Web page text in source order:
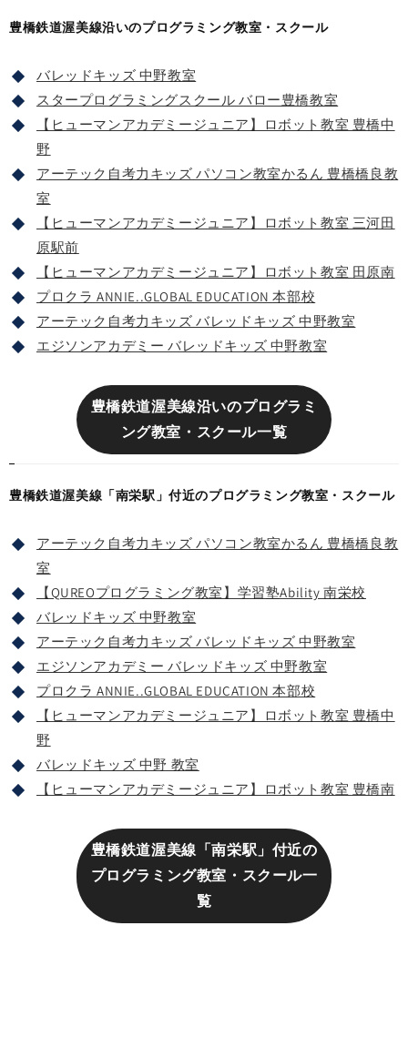
豊橋鉄道渥美線沿いのプログラミング教室・スクール
バレッドキッズ 中野教室
スタープログラミングスクール バロー豊橋教室
【ヒューマンアカデミージュニア】ロボット教室 豊橋中
野
アーテック自考力キッズ パソコン教室かるん 豊橋橋良教
室
【ヒューマンアカデミージュニア】ロボット教室 三河田
原駅前
【ヒューマンアカデミージュニア】ロボット教室 田原南
プロクラ ANNIE..GLOBAL EDUCATION 本部校
アーテック自考力キッズ バレッドキッズ 中野教室
エジソンアカデミー バレッドキッズ 中野教室
豊橋鉄道渥美線沿いのプログラミ
ング教室・スクール一覧
豊橋鉄道渥美線「南栄駅」付近のプログラミング教室・スクール
アーテック自考力キッズ パソコン教室かるん 豊橋橋良教
室
【QUREOプログラミング教室】学習塾Ability 南栄校
バレッドキッズ 中野教室
アーテック自考力キッズ バレッドキッズ 中野教室
エジソンアカデミー バレッドキッズ 中野教室
プロクラ ANNIE..GLOBAL EDUCATION 本部校
【ヒューマンアカデミージュニア】ロボット教室 豊橋中
野
バレッドキッズ 中野 教室
【ヒューマンアカデミージュニア】ロボット教室 豊橋南
豊橋鉄道渥美線「南栄駅」付近の
プログラミング教室・スクール一
覧